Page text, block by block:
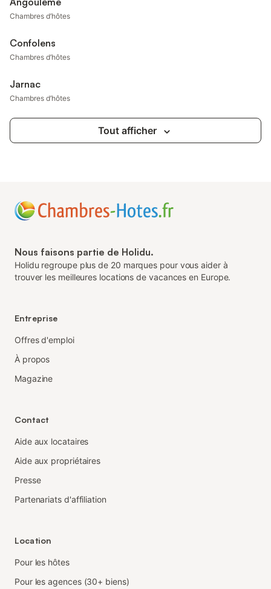
Chambres d’hôtes
Confolens
Chambres d’hôtes
Jarnac
Chambres d’hôtes
Tout afficher
Nous faisons partie de Holidu.
Holidu regroupe plus de 20 marques pour vous aider à
trouver les meilleures locations de vacances en Europe.
Entreprise
Offres d'emploi
À propos
Magazine
Contact
Aide aux locataires
Aide aux propriétaires
Presse
Partenariats d'affiliation
Location
Pour les hôtes
Pour les agences (30+ biens)